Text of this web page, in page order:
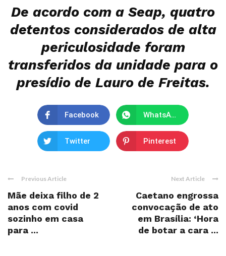
De acordo com a Seap, quatro
detentos considerados de alta
periculosidade foram
transferidos da unidade para o
presídio de Lauro de Freitas.
Facebook WhatsApp
Twitter Pinterest
Previous Article
Mãe deixa filho de 2
anos com covid
sozinho em casa
para ...
Next Article
Caetano engrossa
convocação de ato
em Brasília: ‘Hora
de botar a cara ...